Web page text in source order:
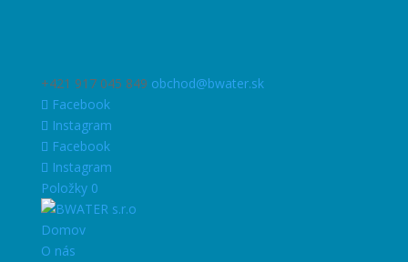
+421 917 045 849 obchod@bwater.sk
Facebook
Instagram
Facebook
Instagram
Položky 0
Domov
O nás